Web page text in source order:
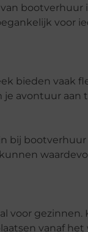
voor
bieden vaak
avontuur aan
bij
voor
vanaf